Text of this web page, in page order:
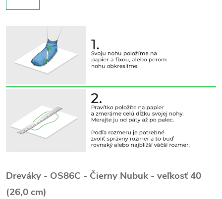
Dreváky - OS86C - Čierny Nubuk - veľkosť 40
(26,0 cm)